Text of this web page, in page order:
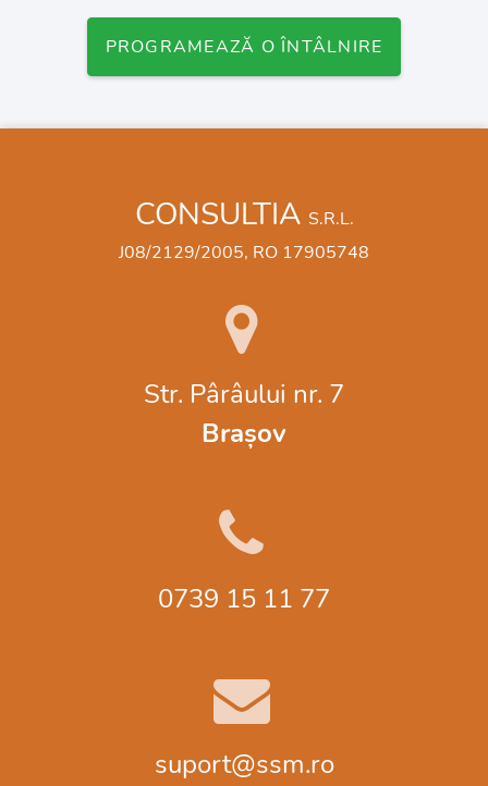
PROGRAMEAZĂ O ÎNTÂLNIRE
CONSULTIA S.R.L.
J08/2129/2005, RO 17905748
Str. Pârâului nr. 7
Brașov
0739 15 11 77
suport@ssm.ro